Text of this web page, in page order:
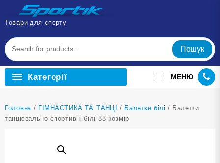
Перейти
вмісту
Товари для спорту
Пошук
Категорії МЕНЮ
Головна / ГІМНАСТИКА ТА ТАНЦІ / Балетки білі / Балетки
танцювально-спортивні білі 33 розмір